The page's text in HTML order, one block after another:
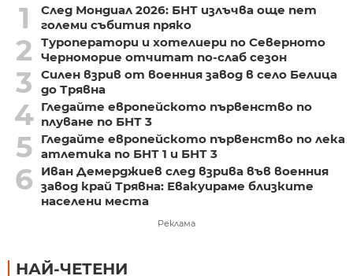
1
След Мондиал 2026: БНТ излъчва още пет
големи събития пряко
2
Туроператори и хотелиери по Северното
Черноморие отчитат по-слаб сезон
3
Силен взрив от военния завод в село Белица
до Трявна
4 Гледайте европейското първенство по
плуване по БНТ 3
5
Гледайте европейското първенство по лека
атлетика по БНТ 1 и БНТ 3
6
Иван Демерджиев след взрива във военния
завод край Трявна: Евакуираме близките
населени места
Реклама
НАЙ-ЧЕТЕНИ